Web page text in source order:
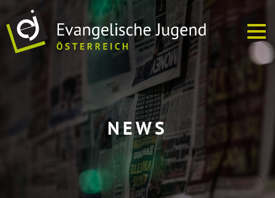
NEWS